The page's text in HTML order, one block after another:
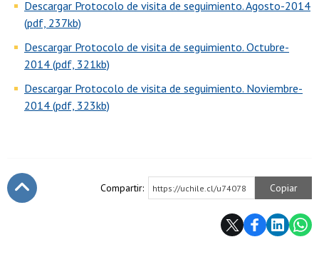
Descargar Protocolo de visita de seguimiento. Agosto-2014
(pdf, 237kb)
Descargar Protocolo de visita de seguimiento. Octubre-
2014 (pdf, 321kb)
Descargar Protocolo de visita de seguimiento. Noviembre-
2014 (pdf, 323kb)
Compartir: https://uchile.cl/u74078 Copiar